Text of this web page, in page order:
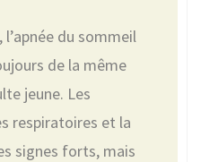
l’apnée du sommeil
de la même
jeune. Les
respiratoires et la
signes forts, mais